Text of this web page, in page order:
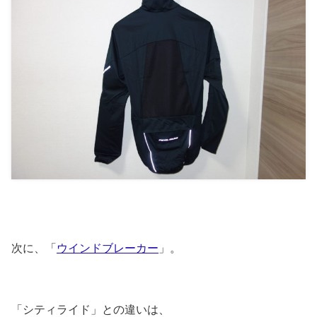
次に、「 ウインドブレーカー 」。
「シティライド」との違いは、